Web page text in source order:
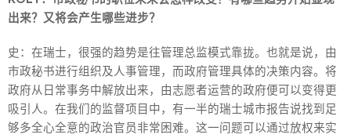
出来？又将会产生哪些进步？
史：在瑞士，很强的趋势是往管理总监模式靠拢。也就是说，由
市政秘书进行组织及人事管理，而政府管理具体的决策内容。将
政府从日常事务中解放出来，由志愿者运营的政府便可以变得更
吸引人。在我们的监督项目中，有一半的瑞士城市报告说找到足
够多全心全意的政治官员非常困难。这一问题可以通过放权来实